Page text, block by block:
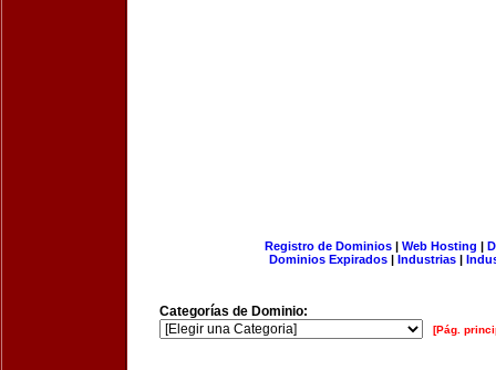
Registro de Dominios| Web Hosting |
Dominios Expirados | Industrias |
Categorías de Dominio:
[Pág.